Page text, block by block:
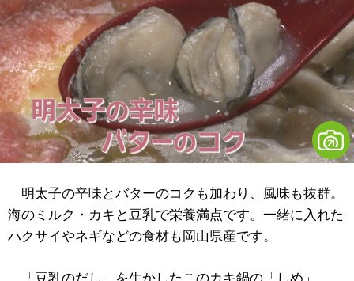
明太子の辛味とバターのコクも加わり、風味も抜群。
海のミルク・カキと豆乳で栄養満点です。一緒に入れた
ハクサイやネギなどの食材も岡山県産です。
「豆乳のだし」を生かしたこのカキ鍋の「しめ」